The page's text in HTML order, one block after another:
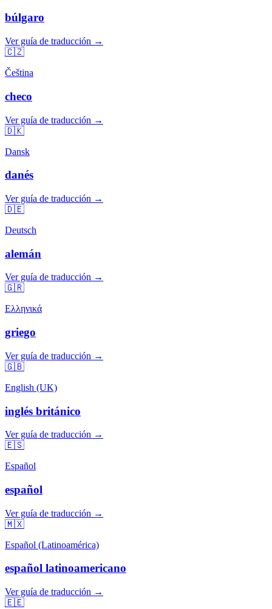
búlgaro
Ver guía de traducción →
🇨🇿
Čeština
checo
Ver guía de traducción →
🇩🇰
Dansk
danés
Ver guía de traducción →
🇩🇪
Deutsch
alemán
Ver guía de traducción →
🇬🇷
Ελληνικά
griego
Ver guía de traducción →
🇬🇧
English (UK)
inglés británico
Ver guía de traducción →
🇪🇸
Español
español
Ver guía de traducción →
🇲🇽
Español (Latinoamérica)
español latinoamericano
Ver guía de traducción →
🇪🇪